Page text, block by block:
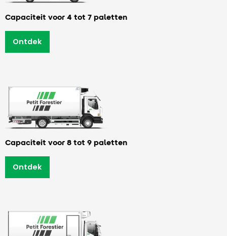
Capaciteit voor 4 tot 7 paletten
Ontdek
Capaciteit voor 8 tot 9 paletten
Ontdek